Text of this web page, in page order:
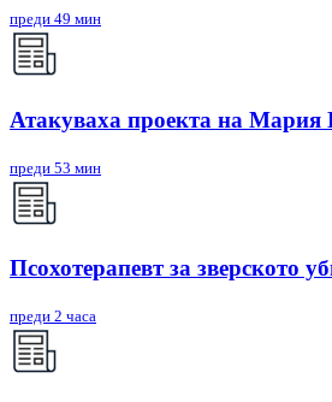
преди 49 мин
Атакуваха проекта на Мария
преди 53 мин
Псохотерапевт за зверското
преди 2 часа